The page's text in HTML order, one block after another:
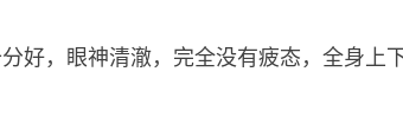
好，眼神清澈，完全没有疲态，全身上